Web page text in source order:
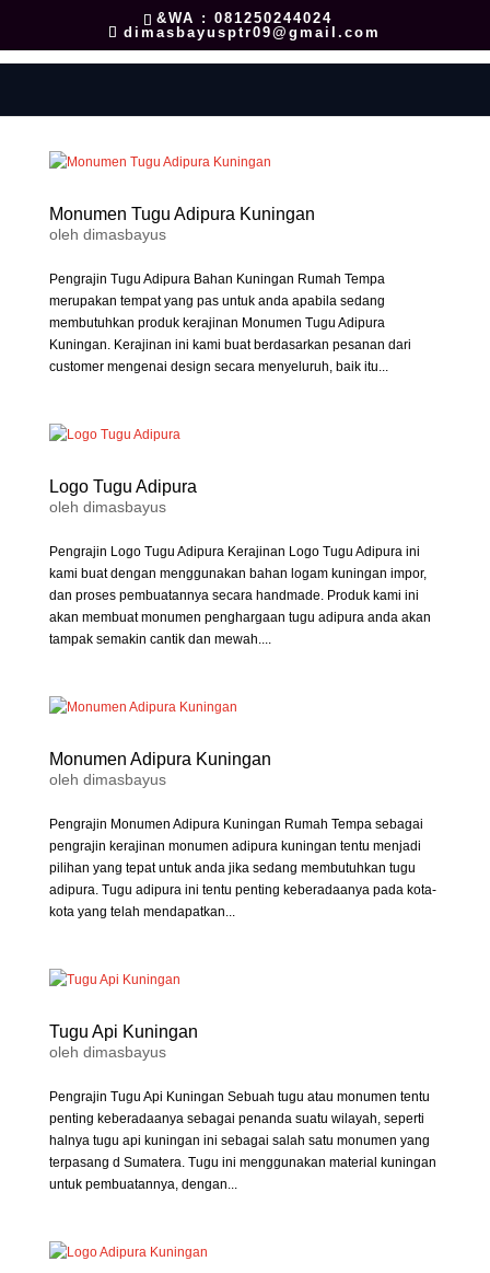
&WA : 081250244024
dimasbayusptr09@gmail.com
Monumen Tugu Adipura Kuningan
oleh dimasbayus
Pengrajin Tugu Adipura Bahan Kuningan Rumah Tempa
merupakan tempat yang pas untuk anda apabila sedang
membutuhkan produk kerajinan Monumen Tugu Adipura
Kuningan. Kerajinan ini kami buat berdasarkan pesanan dari
customer mengenai design secara menyeluruh, baik itu...
Logo Tugu Adipura
oleh dimasbayus
Pengrajin Logo Tugu Adipura Kerajinan Logo Tugu Adipura ini
kami buat dengan menggunakan bahan logam kuningan impor,
dan proses pembuatannya secara handmade. Produk kami ini
akan membuat monumen penghargaan tugu adipura anda akan
tampak semakin cantik dan mewah....
Monumen Adipura Kuningan
oleh dimasbayus
Pengrajin Monumen Adipura Kuningan Rumah Tempa sebagai
pengrajin kerajinan monumen adipura kuningan tentu menjadi
pilihan yang tepat untuk anda jika sedang membutuhkan tugu
adipura. Tugu adipura ini tentu penting keberadaanya pada kota-
kota yang telah mendapatkan...
Tugu Api Kuningan
oleh dimasbayus
Pengrajin Tugu Api Kuningan Sebuah tugu atau monumen tentu
penting keberadaanya sebagai penanda suatu wilayah, seperti
halnya tugu api kuningan ini sebagai salah satu monumen yang
terpasang d Sumatera. Tugu ini menggunakan material kuningan
untuk pembuatannya, dengan...